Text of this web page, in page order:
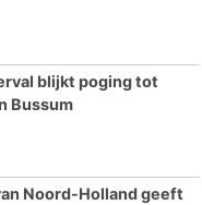
blijkt poging tot
Bussum
Noord-Holland geeft